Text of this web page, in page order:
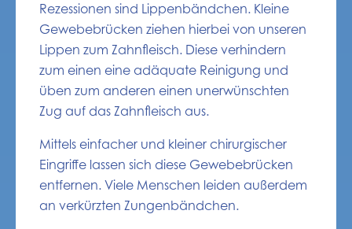
Rezessionen sind Lippenbändchen. Kleine
Gewebebrücken ziehen hierbei von unseren
Lippen zum Zahnfleisch. Diese verhindern
zum einen eine adäquate Reinigung und
üben zum anderen einen unerwünschten
Zug auf das Zahnfleisch aus.
Mittels einfacher und kleiner chirurgischer
Eingriffe lassen sich diese Gewebebrücken
entfernen. Viele Menschen leiden außerdem
an verkürzten Zungenbändchen.